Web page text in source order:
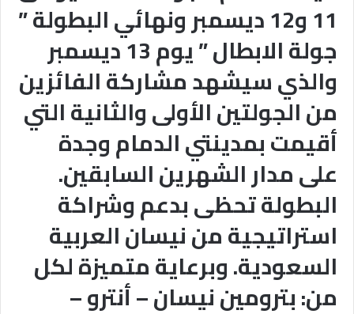
11 و12 ديسمبر ونهائي البطولة ”
جولة الابطال ” يوم 13 ديسمبر
والذي سيشهد مشاركة الفائزين
من الجولتين الأولى والثانية التي
أقيمت بمدينتي الدمام وجدة
على مدار الشهرين السابقين.
البطولة تحظى بدعم وشراكة
استراتيجية من نيسان العربية
السعودية. وبرعاية متميزة لكل
من: بترومين نيسان – أنترو –